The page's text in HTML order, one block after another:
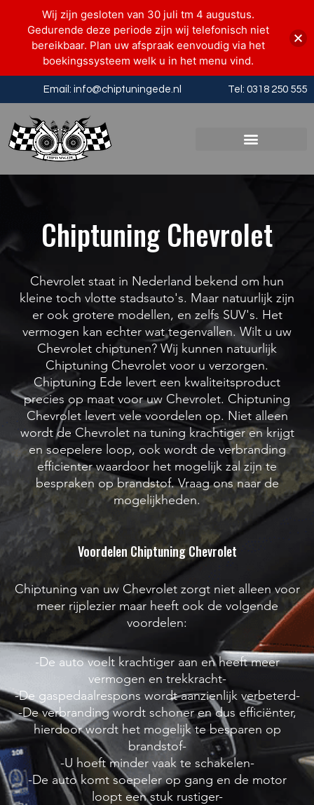
Email: info@chiptuningede.nl Tel: 0318 250 555
Chiptuning Chevrolet
Chevrolet staat in Nederland bekend om hun
kleine toch vlotte stadsauto's. Maar natuurlijk zijn
er ook grotere modellen, en zelfs SUV's. Het
vermogen kan echter wat tegenvallen. Wilt u uw
Chevrolet chiptunen? Wij kunnen natuurlijk
Chiptuning Chevrolet voor u verzorgen.
Chiptuning Ede levert een kwaliteitsproduct
precies op maat voor uw Chevrolet. Chiptuning
Chevrolet levert vele voordelen op. Niet alleen
wordt de Chevrolet na tuning krachtiger en krijgt
en soepelere loop, ook wordt de verbranding
efficienter waardoor het mogelijk zal zijn te
bespraken op brandstof. Vraag ons naar de
mogelijkheden. ​
Voordelen Chiptuning Chevrolet
Chiptuning van uw Chevrolet zorgt niet alleen voor
meer rijplezier maar heeft ook de volgende
voordelen:
-De auto voelt krachtiger aan en heeft meer
vermogen en trekkracht-
-De gaspedaalrespons wordt aanzienlijk verbeterd-
-De verbranding wordt schoner en dus efficiënter,
hierdoor wordt het mogelijk te besparen op
brandstof-
-U hoeft minder vaak te schakelen-
-De auto komt soepeler op gang en de motor
loopt een stuk rustiger-
Wij zijn gesloten van 30 juli tm 4 augustus.
Gedurende deze periode zijn wij telefonisch niet
bereikbaar. Plan uw afspraak eenvoudig via het
boekingssysteem welk u in het menu vind.